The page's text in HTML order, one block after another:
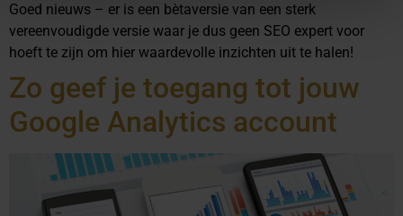
Goed nieuws – er is een bètaversie van een sterk
vereenvoudigde versie waar je dus geen SEO expert voor
hoeft te zijn om hier waardevolle inzichten uit te halen!
Zo geef je toegang tot jouw
Google Analytics account